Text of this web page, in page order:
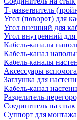
Т-разветвитель
Угол (поворот) для
Угол внешний для
Угол внутренний для
Кабель-каналы
Кабель-канал
Кабель-каналы
Аксессуары
Заглушка для
Кабель-канал
Разделитель-
Соединитель на стык
Суппорт для